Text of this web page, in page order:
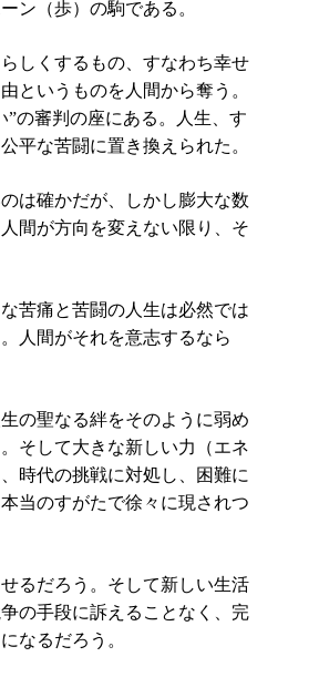
ン（歩）の駒である。
しくするもの、すなわち幸せ
というものを人間から奪う。
の審判の座にある。人生、す
平な苦闘に置き換えられた。
は確かだが、しかし膨大な数
間が方向を変えない限り、そ
苦痛と苦闘の人生は必然では
人間がそれを意志するなら
の聖なる絆をそのように弱め
そして大きな新しい力（エネ
時代の挑戦に対処し、困難に
当のすがたで徐々に現されつ
るだろう。そして新しい生活
の手段に訴えることなく、完
なるだろう。